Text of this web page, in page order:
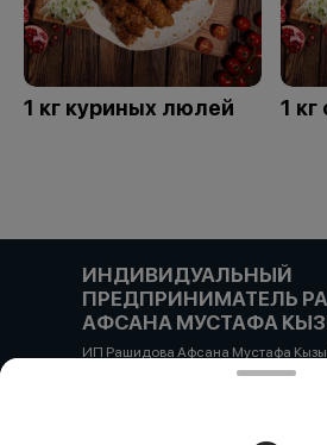
1 кг куриных люлей 1
ИНДИВИДУАЛЬНЫЙ
ПРЕДПРИНИМАТЕЛЬ
АФСАНА МУСТАФА
ИП Рашидова Афсана Мустафа
322784700051126 ИНН